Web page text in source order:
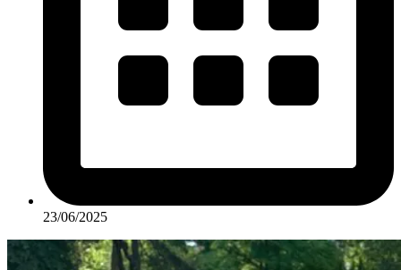
23/06/2025